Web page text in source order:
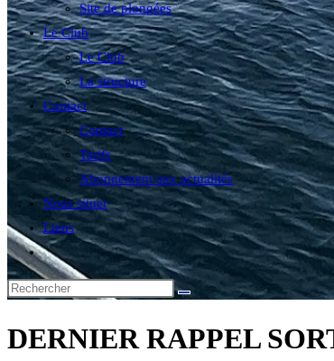
Site de plongées
Le Club
Le Club
La structure
Contact
Contact
Tarifs
Abonnement aux actualités
Nous situer
Liens
Toggle
website
search
DERNIER RAPPEL